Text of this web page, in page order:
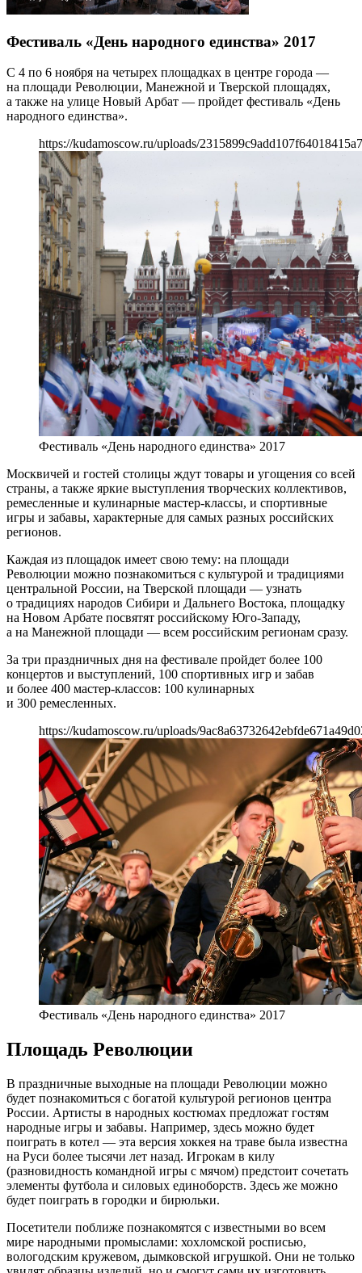
Фестиваль «День народного единства» 2017
С 4 по 6 ноября на четырех площадках в центре города —
на площади Революции, Манежной и Тверской площадях,
а также на улице Новый Арбат — пройдет фестиваль «День
народного единства».
https://kudamoscow.ru/uploads/
Фестиваль «День народного единства» 2017
Москвичей и гостей столицы ждут товары и угощения со всей
страны, а также яркие выступления творческих коллективов,
ремесленные и кулинарные мастер-классы, и спортивные
игры и забавы, характерные для самых разных российских
регионов.
Каждая из площадок имеет свою тему: на площади
Революции можно познакомиться с культурой и традициями
центральной России, на Тверской площади — узнать
о традициях народов Сибири и Дальнего Востока, площадку
на Новом Арбате посвятят российскому Юго-Западу,
а на Манежной площади — всем российским регионам сразу.
За три праздничных дня на фестивале пройдет более 100
концертов и выступлений, 100 спортивных игр и забав
и более 400 мастер-классов: 100 кулинарных
и 300 ремесленных.
https://kudamoscow.ru/uploads/
Фестиваль «День народного единства» 2017
Площадь Революции
В праздничные выходные на площади Революции можно
будет познакомиться с богатой культурой регионов центра
России. Артисты в народных костюмах предложат гостям
народные игры и забавы. Например, здесь можно будет
поиграть в котел — эта версия хоккея на траве была известна
на Руси более тысячи лет назад. Игрокам в килу
(разновидность командной игры с мячом) предстоит сочетать
элементы футбола и силовых единоборств. Здесь же можно
будет поиграть в городки и бирюльки.
Посетители поближе познакомятся с известными во всем
мире народными промыслами: хохломской росписью,
вологодским кружевом, дымковской игрушкой. Они не только